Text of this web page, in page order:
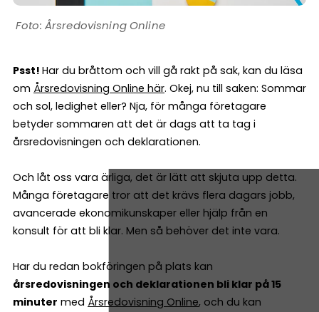
Årsredovisning Online
Psst! Har du bråttom och vill gå rakt på sak, kan du läsa
om Årsredovisning Online här. Okej, nu till saken: Sommar
och sol, ledighet eller? Nja, för många företagare
betyder sommaren att det är dags att ta tag i
årsredovisningen och deklarationen.
Och låt oss vara ärliga, det är lätt att skjuta upp detta.
Många företagare tror att det krävs flera dagars jobb,
avancerade ekonomikunskaper eller hjälp från en
konsult för att bli klar. Men så behöver det inte vara.
Har du redan bokföringen på plats kan
årsredovisningen och deklarationen bli klar på 15
minuter med Årsredovisning Online, och du kan